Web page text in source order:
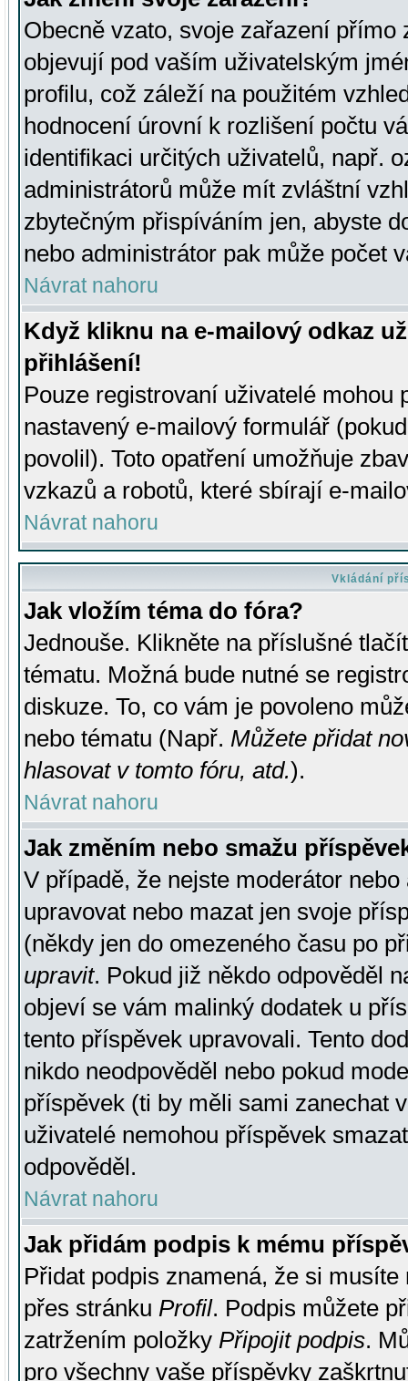
Obecně vzato, svoje zařazení přímo
objevují pod vaším uživatelským
profilu, což záleží na použitém
hodnocení úrovní k rozlišení počtu
identifikaci určitých uživatelů, např.
administrátorů může mít zvláštní
zbytečným přispíváním jen, abyste
nebo administrátor pak může počet
Návrat nahoru
Když kliknu na e-mailový odkaz
přihlášení!
Pouze registrovaní uživatelé mohou
nastavený e-mailový formulář
povolil). Toto opatření umožňuje
vzkazů a robotů, které sbírají e-
Návrat nahoru
Vkládání
Jak vložím téma do fóra?
Jednouše. Klikněte na příslušné
tématu. Možná bude nutné se
diskuze. To, co vám je povoleno
nebo tématu (Např. Můžete přidat
hlasovat v tomto fóru, atd.).
Návrat nahoru
Jak změním nebo smažu
V případě, že nejste moderátor
upravovat nebo mazat jen svoje
(někdy jen do omezeného času po
upravit. Pokud již někdo odpověděl
objeví se vám malinký dodatek u
tento příspěvek upravovali. Tento
nikdo neodpověděl nebo pokud
příspěvek (ti by měli sami zanechat
uživatelé nemohou příspěvek
odpověděl.
Návrat nahoru
Jak přidám podpis k mému
Přidat podpis znamená, že si
přes stránku Profil. Podpis můžete
zatržením položky Připojit podpis.
pro všechny vaše příspěvky